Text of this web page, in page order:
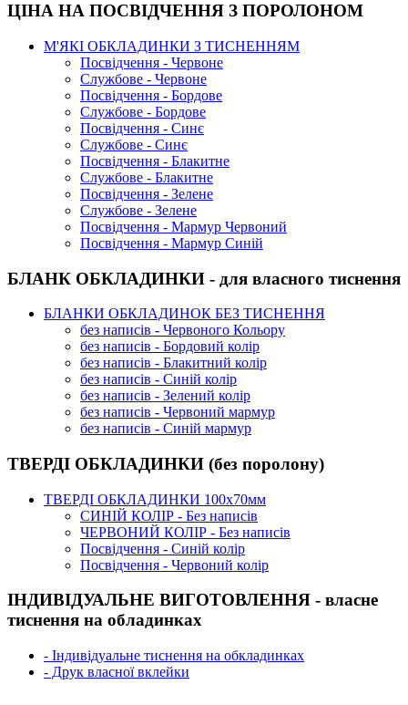
ЦІНА НА ПОСВІДЧЕННЯ З ПОРОЛОНОМ
М'ЯКІ ОБКЛАДИНКИ З ТИСНЕННЯМ
Посвідчення - Червоне
Службове - Червоне
Посвідчення - Бордове
Службове - Бордове
Посвідчення - Синє
Службове - Синє
Посвідчення - Блакитне
Службове - Блакитне
Посвідчення - Зелене
Службове - Зелене
Посвідчення - Мармур Червоний
Посвідчення - Мармур Синій
БЛАНК ОБКЛАДИНКИ - для власного тиснення
БЛАНКИ ОБКЛАДИНОК БЕЗ ТИСНЕННЯ
без написів - Червоного Кольору
без написів - Бордовий колір
без написів - Блакитний колір
без написів - Синій колір
без написів - Зелений колір
без написів - Червоний мармур
без написів - Синій мармур
ТВЕРДІ ОБКЛАДИНКИ (без поролону)
ТВЕРДІ ОБКЛАДИНКИ 100х70мм
СИНІЙ КОЛІР - Без написів
ЧЕРВОНИЙ КОЛІР - Без написів
Посвідчення - Синій колір
Посвідчення - Червоний колір
ІНДИВІДУАЛЬНЕ ВИГОТОВЛЕННЯ - власне
тиснення на обладинках
- Індивідуальне тиснення на обкладинках
- Друк власної вклейки